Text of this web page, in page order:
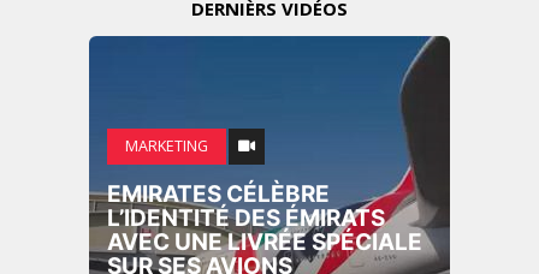
DERNIÈRS VIDÉOS
MARKETING
EMIRATES CÉLÈBRE
L’IDENTITÉ DES ÉMIRATS
AVEC UNE LIVRÉE SPÉCIALE
SUR SES AVIONS